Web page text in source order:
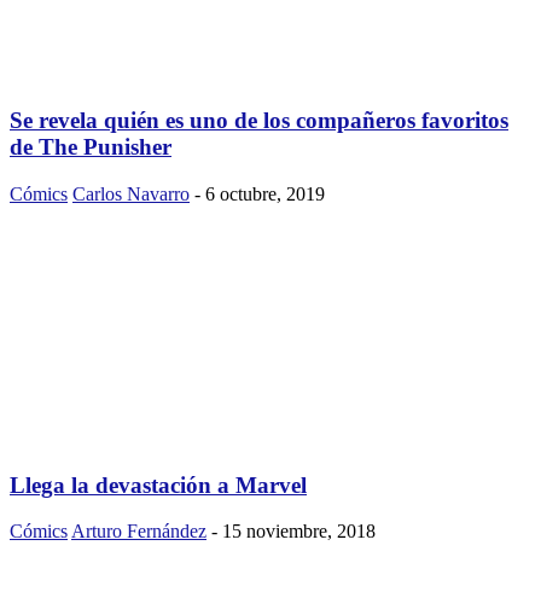
Se revela quién es uno de los compañeros favoritos
de The Punisher
Cómics Carlos Navarro - 6 octubre, 2019
Llega la devastación a Marvel
Cómics Arturo Fernández - 15 noviembre, 2018